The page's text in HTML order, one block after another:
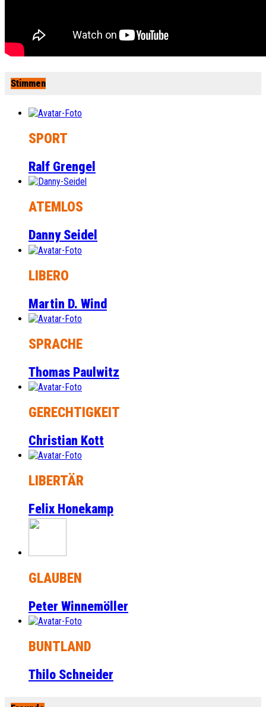
Stimmen
SPORT
Ralf Grengel
ATEMLOS
Danny Seidel
LIBERO
Martin D. Wind
SPRACHE
Thomas Paulwitz
GERECHTIGKEIT
Christian Kott
LIBERTÄR
Felix Honekamp
GLAUBEN
Peter Winnemöller
BUNTLAND
Thilo Schneider